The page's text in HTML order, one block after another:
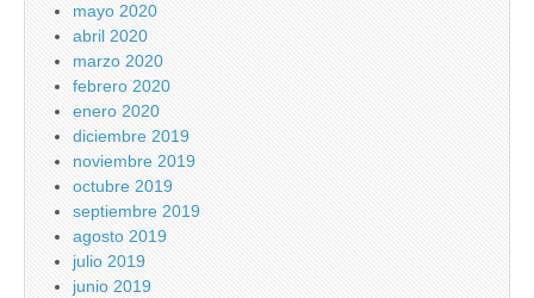
mayo 2020
abril 2020
marzo 2020
febrero 2020
enero 2020
diciembre 2019
noviembre 2019
octubre 2019
septiembre 2019
agosto 2019
julio 2019
junio 2019